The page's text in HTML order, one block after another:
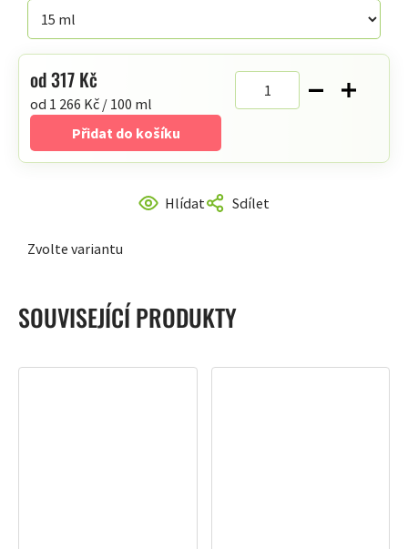
hvězdiček.
Zvolte variantu
Hlídat Sdílet
od317 Kč
Měrná
cena:
od 1 266 Kč / 100 ml
Přidat do košíku
SOUVISEJÍCÍ PRODUKTY